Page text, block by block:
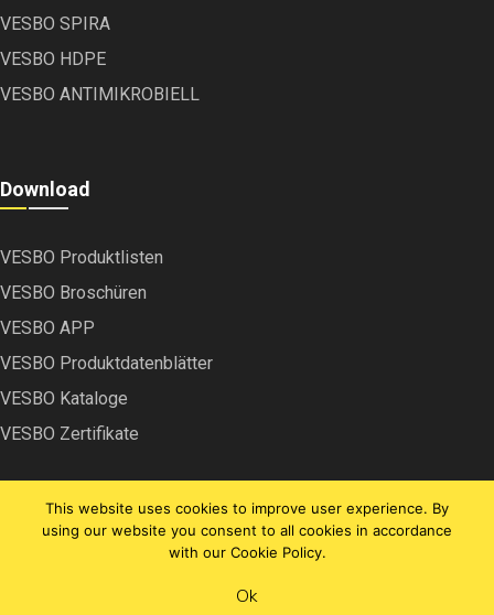
VESBO SPIRA
VESBO HDPE
VESBO ANTIMIKROBIELL
Download
VESBO Produktlisten
VESBO Broschüren
VESBO APP
VESBO Produktdatenblätter
VESBO Kataloge
VESBO Zertifikate
Copyright © VESBO | 2022
This website uses cookies to improve user experience. By
using our website you consent to all cookies in accordance
with our Cookie Policy.
Ok